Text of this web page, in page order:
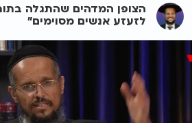
הצופן המדהים שהתגלה
לזעזע אנשים מסוימים"